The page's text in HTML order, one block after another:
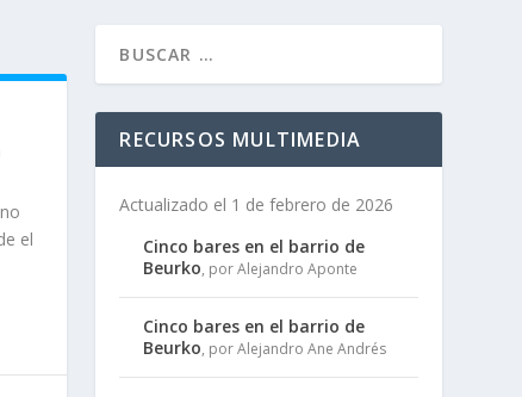
el
RECURSOS MULTIMEDIA
Actualizado el 1 de febrero de 2026
Cinco bares en el barrio de
Beurko, por Alejandro Aponte
Cinco bares en el barrio de
Beurko, por Alejandro Ane Andrés